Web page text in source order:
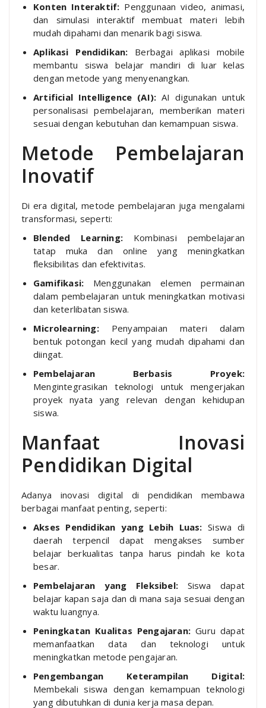
Konten Interaktif: Penggunaan video, animasi,
dan simulasi interaktif membuat materi lebih
mudah dipahami dan menarik bagi siswa.
Aplikasi Pendidikan: Berbagai aplikasi mobile
membantu siswa belajar mandiri di luar kelas
dengan metode yang menyenangkan.
Artificial Intelligence (AI): AI digunakan untuk
personalisasi pembelajaran, memberikan materi
sesuai dengan kebutuhan dan kemampuan siswa.
Metode Pembelajaran
Inovatif
Di era digital, metode pembelajaran juga mengalami
transformasi, seperti:
Blended Learning: Kombinasi pembelajaran
tatap muka dan online yang meningkatkan
fleksibilitas dan efektivitas.
Gamifikasi: Menggunakan elemen permainan
dalam pembelajaran untuk meningkatkan motivasi
dan keterlibatan siswa.
Microlearning:Penyampaian materi dalam
bentuk potongan kecil yang mudah dipahami dan
diingat.
Pembelajaran Berbasis Proyek:
Mengintegrasikan teknologi untuk mengerjakan
proyek nyata yang relevan dengan kehidupan
siswa.
Manfaat Inovasi
Pendidikan Digital
Adanya inovasi digital di pendidikan membawa
berbagai manfaat penting, seperti:
Akses Pendidikan yang Lebih Luas: Siswa di
daerah terpencil dapat mengakses sumber
belajar berkualitas tanpa harus pindah ke kota
besar.
Pembelajaran yang Fleksibel: Siswa dapat
belajar kapan saja dan di mana saja sesuai dengan
waktu luangnya.
Peningkatan Kualitas Pengajaran: Guru dapat
memanfaatkan data dan teknologi untuk
meningkatkan metode pengajaran.
Pengembangan Keterampilan Digital:
Membekali siswa dengan kemampuan teknologi
yang dibutuhkan di dunia kerja masa depan.